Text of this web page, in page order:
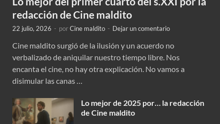
redacción de Cine maldito
22 julio, 2026 - porCine maldito - Dejar un comentario
Cine maldito surgió de la ilusión y un acuerdo no
verbalizado de aniquilar nuestro tiempo libre. Nos
encanta el cine, no hay otra explicación. No vamos a
disimular las canas …
Lo mejor de 2025 por… la redacción
de Cine maldito